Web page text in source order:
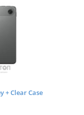
+ Clear Case